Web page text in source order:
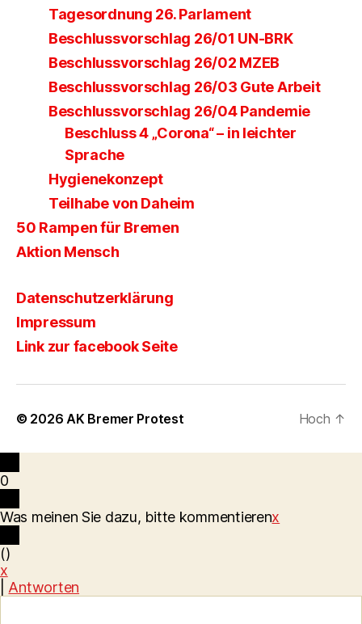
Tagesordnung 26. Parlament
Beschlussvorschlag 26/01 UN-BRK
Beschlussvorschlag 26/02 MZEB
Beschlussvorschlag 26/03 Gute Arbeit
Beschlussvorschlag 26/04 Pandemie
Beschluss 4 „Corona“ – in leichter
Sprache
Hygienekonzept
Teilhabe von Daheim
50 Rampen für Bremen
Aktion Mensch
Datenschutzerklärung
Impressum
Link zur facebook Seite
© 2026AK Bremer Protest Hoch ↑
0
Was meinen Sie dazu, bitte kommentierenx
()
x
Antworten